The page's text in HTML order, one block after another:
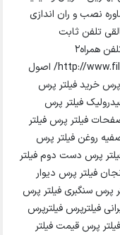
نصب و ران اندازی
کاظم خالقی تلفن ثابت
:۰۲۴۳۳۵۳۰۹۶۴ تلفن همراه1 :۰۹۱۲۰۴۲۳۷۰۴ تلفن همراه2
:۰۹۱۲۷۴۵۴۷۱۹ وب سایت شرکت http://www.filterperes.ir/ اصول
پرس خرید فیلتر پرس
فیلتر پرس
فیلتر پرس فیلتر
روغن فیلتر پرس
پرس دست دوم فیلتر
فیلتر پرس دیوار
پرس سنگبری فیلتر پرس
فیلترپرس فیلترپرس
پرس قیمت فیلتر